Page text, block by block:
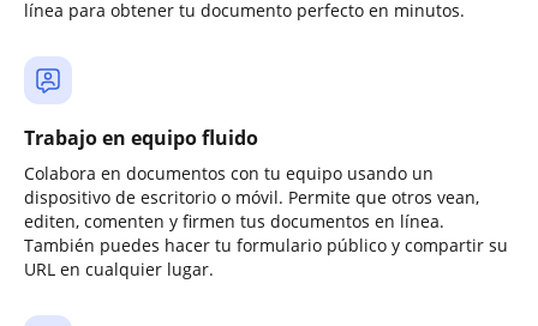
línea para obtener tu documento perfecto en minutos.
Trabajo en equipo fluido
Colabora en documentos con tu equipo usando un
dispositivo de escritorio o móvil. Permite que otros vean,
editen, comenten y firmen tus documentos en línea.
También puedes hacer tu formulario público y compartir su
URL en cualquier lugar.